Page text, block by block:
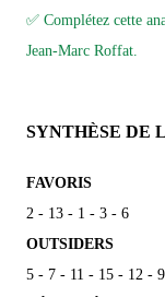
✅ Complétez cette
Jean-Marc Roffat.
SYNTHÈSE DE
FAVORIS
2 - 13 - 1 - 3 - 6
OUTSIDERS
5 - 7 - 11 - 15 - 12 -